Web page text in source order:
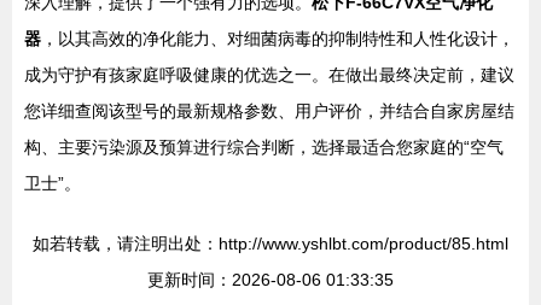
器 ，以其高效的净化能力、对细菌病毒的抑制特性和人性化设计，
成为守护有孩家庭呼吸健康的优选之一。在做出最终决定前，建议
您详细查阅该型号的最新规格参数、用户评价，并结合自家房屋结
构、主要污染源及预算进行综合判断，选择最适合您家庭的“空气
卫士”。
如若转载，请注明出处：http://www.yshlbt.com/product/85.html
更新时间：2026-08-06 01:33:35